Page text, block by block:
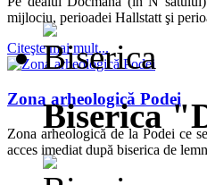
mijlociu, perioadei Hallstatt şi
Citeşte mai mult...
Zona arheologică Podei
Zona arheologică de la Podei ce
acces imediat după biserica de
Biserica